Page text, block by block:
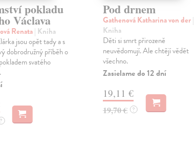
pokladu
Václava
Renata| Kniha
jsou opět tady a s
dobrodružný příběh o
svatého
?
Pod drnem
Gathenová Katharina von der|
Kniha
Děti si smrt přirozeně
neuvědomují. Ale chtějí vědět
všechno.
Zasielame do 12 dní
19,11 €
19,70 € ?